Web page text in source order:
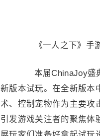
《一人之下》手游
本届ChinaJoy盛典
新版本试玩。在全新版本
术、控制宠物作为主要攻
引发游戏关注者的聚焦体